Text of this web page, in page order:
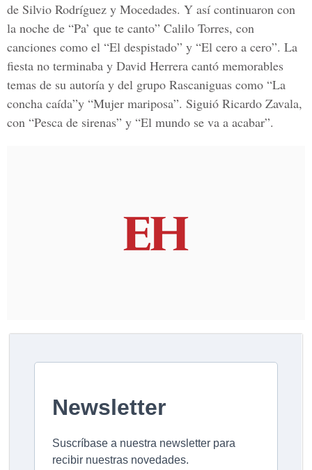
de Silvio Rodríguez y Mocedades. Y así continuaron con
la noche de “Pa’ que te canto” Calilo Torres, con
canciones como el “El despistado” y “El cero a cero”. La
fiesta no terminaba y David Herrera cantó memorables
temas de su autoría y del grupo Rascaniguas como “La
concha caída”y “Mujer mariposa”. Siguió Ricardo Zavala,
con “Pesca de sirenas” y “El mundo se va a acabar”.